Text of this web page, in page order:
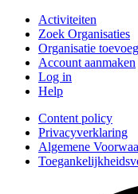
Activiteiten
Zoek Organisaties
Organisatie
Account aanmaken
Log in
Help
Content policy
Privacyverklaring
Algemene